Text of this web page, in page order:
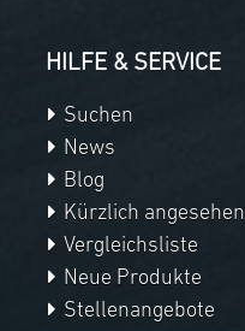
HILFE & SERVICE
Suchen
News
Blog
Kürzlich angesehen
Vergleichsliste
Neue Produkte
Stellenangebote